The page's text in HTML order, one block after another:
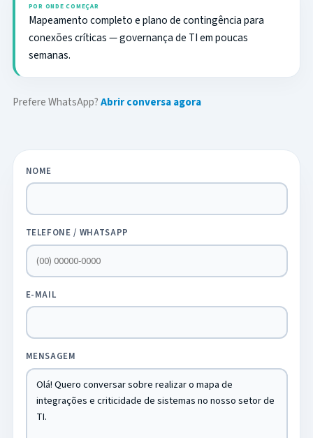
POR ONDE COMEÇAR
Mapeamento completo e plano de contingência para
conexões críticas — governança de TI em poucas
semanas.
Prefere WhatsApp?Abrir conversa agora
NOME
TELEFONE / WHATSAPP
E-MAIL
MENSAGEM